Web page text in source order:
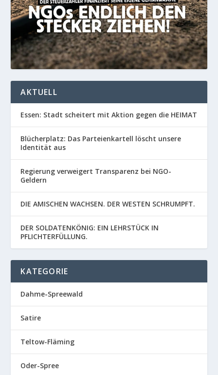
AKTUELL
Essen: Stadt scheitert mit Aktion gegen die HEIMAT
Blücherplatz: Das Parteienkartell löscht unsere
Identität aus
Regierung verweigert Transparenz bei NGO-
Geldern
DIE AMISCHEN WACHSEN. DER WESTEN SCHRUMPFT.
DER SOLDATENKÖNIG: EIN LEHRSTÜCK IN
PFLICHTERFÜLLUNG.
KATEGORIE
Dahme-Spreewald
Satire
Teltow-Fläming
Oder-Spree